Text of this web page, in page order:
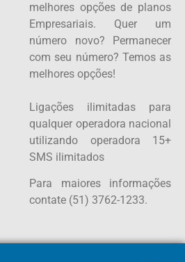
melhores opções de planos
Empresariais. Quer um
número novo? Permanecer
com seu número? Temos as
melhores opções!
Ligações ilimitadas para
qualquer operadora nacional
utilizando operadora 15+
SMS ilimitados
Para maiores informações
contate (51) 3762-1233.